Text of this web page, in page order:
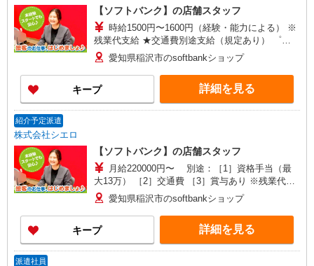
【ソフトバンク】の店舗スタッフ
時給1500円〜1600円（経験・能力による） ※
残業代支給 ★交通費別途支給（規定あり） ゜
+゜・。○。・゜+゜・。○。・゜+゜ 入社祝い金10
万円支給(規定有) お友達を紹介頂くと, インセンテ
ィブ支給(規定有) ★月2回払い・週払い可能（規程
有）★ ゜・。○。・゜+゜・。○。・゜+゜
愛知県稲沢市のsoftbankショップ
キープ 詳細を見る
紹介予定派遣
株式会社シエロ
【ソフトバンク】の店舗スタッフ
月給220000円〜 別途：［1］資格手当（最
大13万） ［2］交通費 ［3］賞与あり ※残業代支
給 ★交通費別途支給（規定あり） ゜+゜・。
○。・゜+゜・。○。・゜+゜ 入社祝い金10万円支
給(規定有) お友達を紹介頂くと, インセンティブ支
給(規定有) ゜・。○。・゜+゜・。○。・゜+゜
愛知県稲沢市のsoftbankショップ
キープ 詳細を見る
派遣社員